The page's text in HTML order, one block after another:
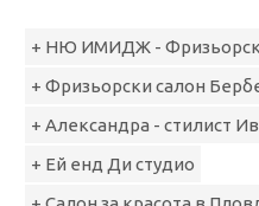
+ НЮ ИМИДЖ -
+ Фризьорски салон
+ Александра - стилист
+ Ей енд Ди студио